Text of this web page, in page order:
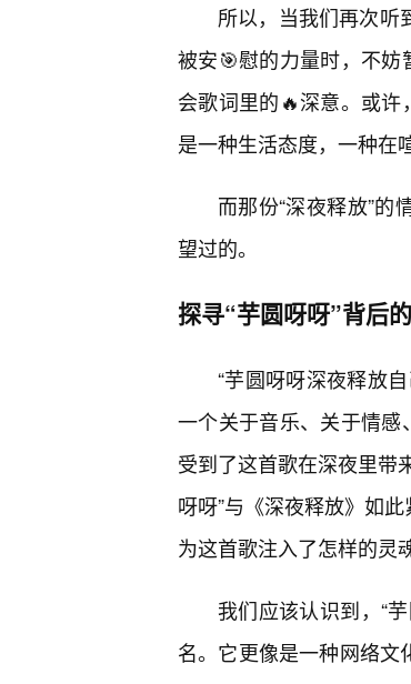
所以，当我们再次听
被安🎯慰的力量时，不妨
会歌词里的🔥深意。或许
是一种生活态度，一种在
而那份“深夜释放”
望过的。
探寻“芋圆呀呀”背后
“芋圆呀呀深夜释放
一个关于音乐、关于情感
受到了这首歌在深夜里带
呀呀”与《深夜释放》如
为这首歌注入了怎样的灵
我们应该认识到，“
名。它更像是一种网络文